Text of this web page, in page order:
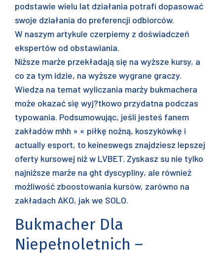
podstawie wielu lat działania potrafi dopasować
swoje działania do preferencji odbiorców.
W naszym artykule czerpiemy z doświadczeń
ekspertów od obstawiania.
Niższe marże przekładają się na wyższe kursy, a
co za tym idzie, na wyższe wygrane graczy.
Wiedza na temat wyliczania marży bukmachera
może okazać się wyj?tkowo przydatna podczas
typowania. Podsumowując, jeśli jesteś fanem
zakładów mhh » « piłkę nożną, koszykówkę i
actually esport, to keineswegs znajdziesz lepszej
oferty kursowej niż w LVBET. Zyskasz su nie tylko
najniższe marże na ght dyscypliny, ale również
możliwość zboostowania kursów, zarówno na
zakładach AKO, jak we SOLO.
Bukmacher Dla
Niepełnoletnich –